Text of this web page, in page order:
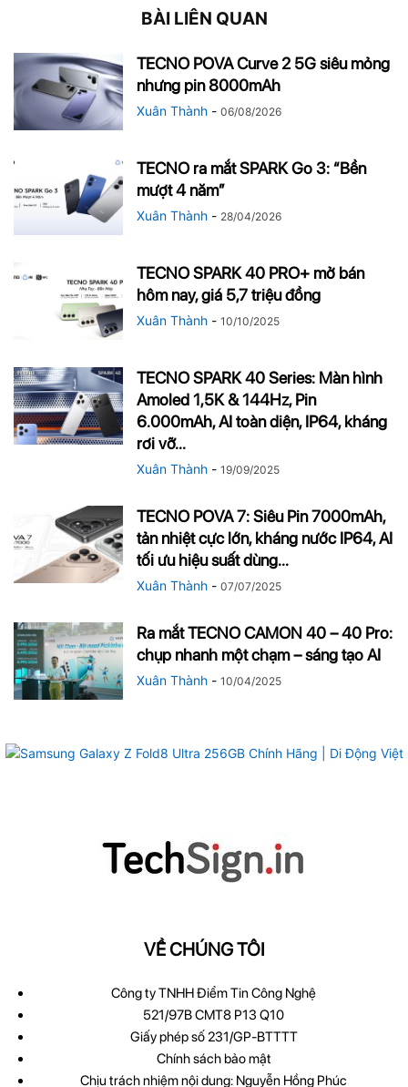
BÀI LIÊN QUAN
TECNO POVA Curve 2 5G siêu mỏng
nhưng pin 8000mAh
Xuân Thành - 06/08/2026
TECNO ra mắt SPARK Go 3: “Bền
mượt 4 năm”
Xuân Thành - 28/04/2026
TECNO SPARK 40 PRO+ mở bán
hôm nay, giá 5,7 triệu đồng
Xuân Thành - 10/10/2025
TECNO SPARK 40 Series: Màn hình
Amoled 1,5K & 144Hz, Pin
6.000mAh, AI toàn diện, IP64, kháng
rơi vỡ...
Xuân Thành - 19/09/2025
TECNO POVA 7: Siêu Pin 7000mAh,
tản nhiệt cực lớn, kháng nước IP64, AI
tối ưu hiệu suất dùng...
Xuân Thành - 07/07/2025
Ra mắt TECNO CAMON 40 – 40 Pro:
chụp nhanh một chạm – sáng tạo AI
Xuân Thành - 10/04/2025
VỀ CHÚNG TÔI
Công ty TNHH Điểm Tin Công Nghệ
521/97B CMT8 P13 Q10
Giấy phép số 231/GP-BTTTT
Chính sách bảo mật
Chịu trách nhiệm nội dung: Nguyễn Hồng Phúc